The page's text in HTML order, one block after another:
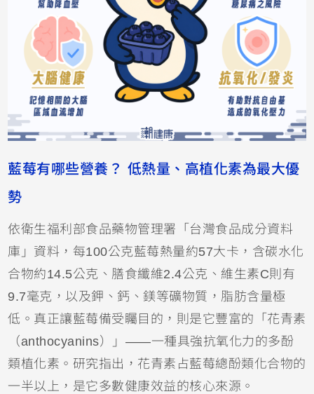
藍莓有哪些營養？ 低熱量、高植化素為最大優
勢
依衛生福利部食品藥物管理署「台灣食品成分資料
庫」資料，每100公克藍莓熱量約57大卡，含碳水化
合物約14.5公克、 膳食纖維2.4公克、維生素C則有
9.7毫克，以及鉀、鈣、鎂等礦物質，脂肪含量極
低。真正讓藍莓備受矚目的，則是它豐富的「 花青素
（anthocyanins）」——一種具強抗氧化力的多酚
類植化素。研究指出，花青素占藍莓總酚類化合物的
一半以上，是它多數健康效益的核心來源。